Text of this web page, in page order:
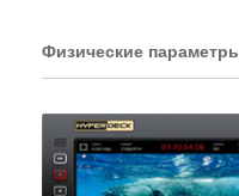
Физические